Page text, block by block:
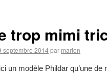
trop mimi
septembre 2014par marion
un modèle Phildar qu’une